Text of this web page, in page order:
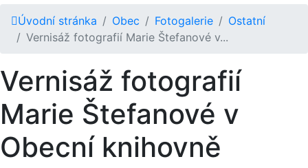
Úvodní stránka Obec Fotogalerie
Ostatní
Vernisáž fotografií Marie Štefanové v...
Vernisáž fotografií
Marie Štefanové v
Obecní knihovně